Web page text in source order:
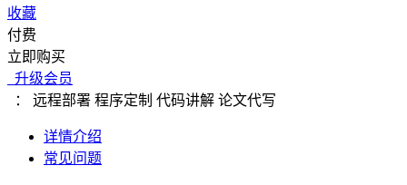
收藏
付费
立即购买
升级会员
： 远程部署 程序定制 代码讲解 论文代写
详情介绍
常见问题